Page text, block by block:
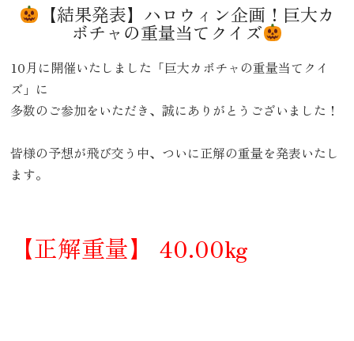
【結果発表】ハロウィン企画！巨大カ
ボチャの重量当てクイズ
10月に開催いたしました「巨大カボチャの重量当てクイ
ズ」に
多数のご参加をいただき、誠にありがとうございました！
皆様の予想が飛び交う中、ついに正解の重量を発表いたし
ます。
【正解重量】 40.00kg